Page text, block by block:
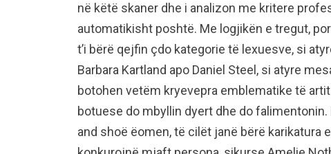
në këtë skaner dhe i analizon me kritere
automatikisht poshtë. Me logjikën e tregut,
t’i bërë qejfin çdo kategorie të lexuesve, si
Barbara Kartland apo Daniel Steel, si atyre
botohen vetëm kryevepra emblematike të
botuese do mbyllin dyert dhe do
and shoë ëomen, të cilët janë bërë karikatura